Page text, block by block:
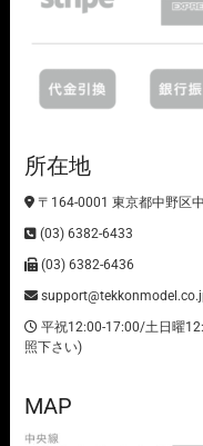
所在地
〒164-0001 東京都中野区
(03) 6382-6433
(03) 6382-6436
平祝12:00-17:00/土日曜
照下さい)
MAP